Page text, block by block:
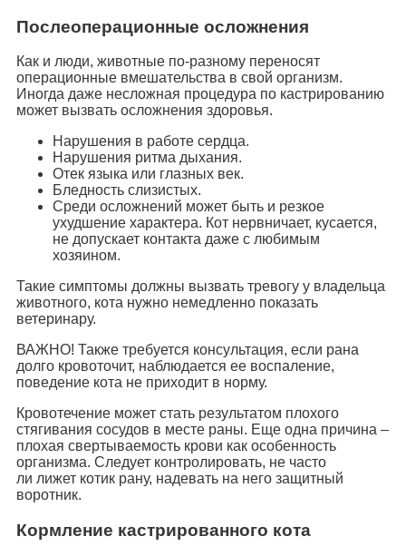
Послеоперационные осложнения
Как и люди, животные по-разному переносят
операционные вмешательства в свой организм.
Иногда даже несложная процедура по кастрированию
может вызвать осложнения здоровья.
Нарушения в работе сердца.
Нарушения ритма дыхания.
Отек языка или глазных век.
Бледность слизистых.
Среди осложнений может быть и резкое
ухудшение характера. Кот нервничает, кусается,
не допускает контакта даже с любимым
хозяином.
Такие симптомы должны вызвать тревогу у владельца
животного, кота нужно немедленно показать
ветеринару.
ВАЖНО! Также требуется консультация, если рана
долго кровоточит, наблюдается ее воспаление,
поведение кота не приходит в норму.
Кровотечение может стать результатом плохого
стягивания сосудов в месте раны. Еще одна причина –
плохая свертываемость крови как особенность
организма. Следует контролировать, не часто
ли лижет котик рану, надевать на него защитный
воротник.
Кормление кастрированного кота